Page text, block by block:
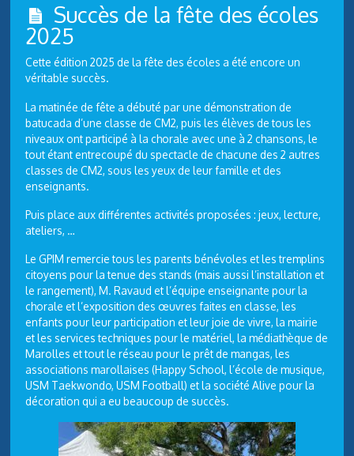
Succès de la fête des écoles
2025
Cette édition 2025 de la fête des écoles a été encore un
véritable succès.
La matinée de fête a débuté par une démonstration de
batucada d’une classe de CM2, puis les élèves de tous les
niveaux ont participé à la chorale avec une à 2 chansons, le
tout étant entrecoupé du spectacle de chacune des 2 autres
classes de CM2, sous les yeux de leur famille et des
enseignants.
Puis place aux différentes activités proposées : jeux, lecture,
ateliers, …
Le GPIM remercie tous les parents bénévoles et les tremplins
citoyens pour la tenue des stands (mais aussi l’installation et
le rangement), M. Ravaud et l’équipe enseignante pour la
chorale et l’exposition des œuvres faites en classe, les
enfants pour leur participation et leur joie de vivre, la mairie
et les services techniques pour le matériel, la médiathèque de
Marolles et tout le réseau pour le prêt de mangas, les
associations marollaises (Happy School, l’école de musique,
USM Taekwondo, USM Football) et la société Alive pour la
décoration qui a eu beaucoup de succès.